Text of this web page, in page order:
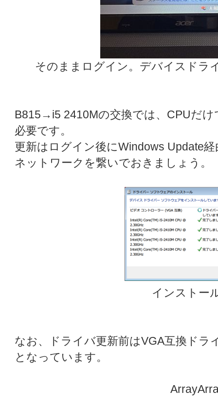
そのままログイン。デバイスドラ
B815→i5 2410Mの交換では、CPUだ
必要です。
更新はログイン後にWindows Update
ネットワークを繋いでおきましょう。
インストー
なお、ドライバ更新前はVGA互換ドラ
となっています。